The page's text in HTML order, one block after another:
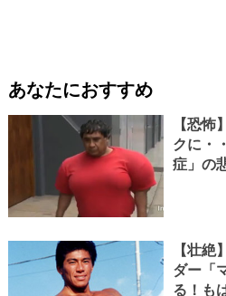
あなたにおすすめ
【恐怖
クに・
症」の
【壮絶
ダー「
る！も